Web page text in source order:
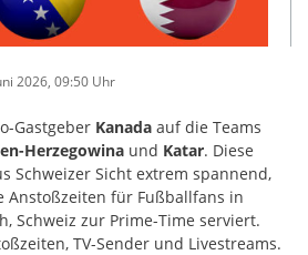
2026, 09:50 Uhr
Gastgeber Kanada auf die Teams
Herzegowina und Katar. Diese
Schweizer Sicht extrem spannend,
für Fußballfans in
Schweiz zur Prime-Time serviert.
TV-Sender und Livestreams.